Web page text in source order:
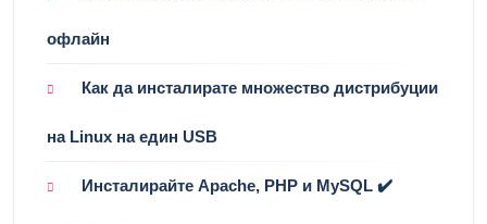
офлайн
Как да инсталирате множество дистрибуции
на Linux на един USB
Инсталирайте Apache, PHP и MySQL ✔️